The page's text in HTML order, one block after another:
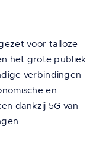
voor talloze
het grote publiek
verbindingen
en
dankzij 5G van